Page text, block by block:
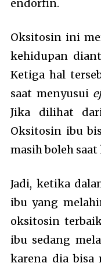
endorfin.
Oksitosin ini
kehidupan
Ketiga hal
saat menyusui
Jika dilihat
Oksitosin ibu
masih boleh
Jadi, ketika
ibu yang
oksitosin
ibu sedang
karena dia bisa